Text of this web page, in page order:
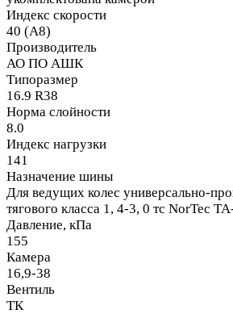
Индекс скорости
40 (A8)
Производитель
АО ПО АШК
Типоразмер
16.9 R38
Норма слойности
8.0
Индекс нагрузки
141
Назначение шины
Для ведущих колес универсально-
тягового класса 1, 4-3, 0 тс NorTec
Давление, кПа
155
Камера
16,9-38
Вентиль
ТК